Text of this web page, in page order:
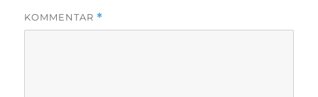
KOMMENTAR *